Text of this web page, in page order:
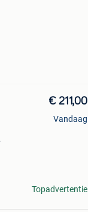
€ 211,00
Vandaag
Topadvertentie